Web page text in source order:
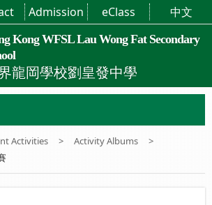
Kong WFSL Lau Wong Fat Secondary
龍岡學校劉皇發中學
Admission eClass 中文
Activities > Activity Albums
>